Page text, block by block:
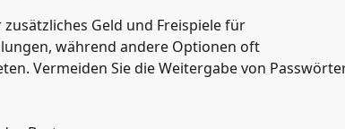
Geld und Freispiele für
während andere Optionen oft
Vermeiden Sie die Weitergabe von